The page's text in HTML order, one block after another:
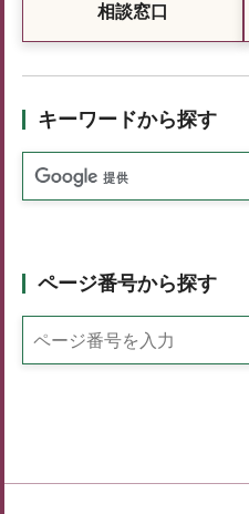
相談窓口
キーワードから探す
ページ番号から探す